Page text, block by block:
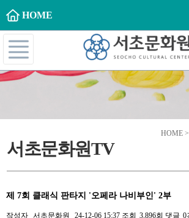
HOME
HOME
서초문화원TV
제 7회 클래식 판타지 '오페라 나비부인' 2부
작성자 서초문화원 24-12-06 15:37 조회 3,896회 댓글 0